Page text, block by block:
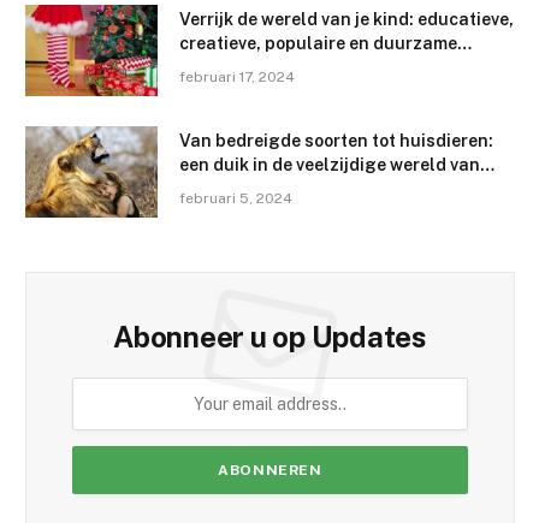
Verrijk de wereld van je kind: educatieve,
creatieve, populaire en duurzame
februari 17, 2024
Van bedreigde soorten tot huisdieren:
een duik in de veelzijdige wereld van
februari 5, 2024
Abonneer u op Updates